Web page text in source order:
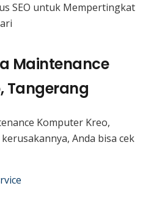
SEO untuk Mempertingkat
Maintenance
Tangerang
Komputer Kreo,
Anda bisa cek